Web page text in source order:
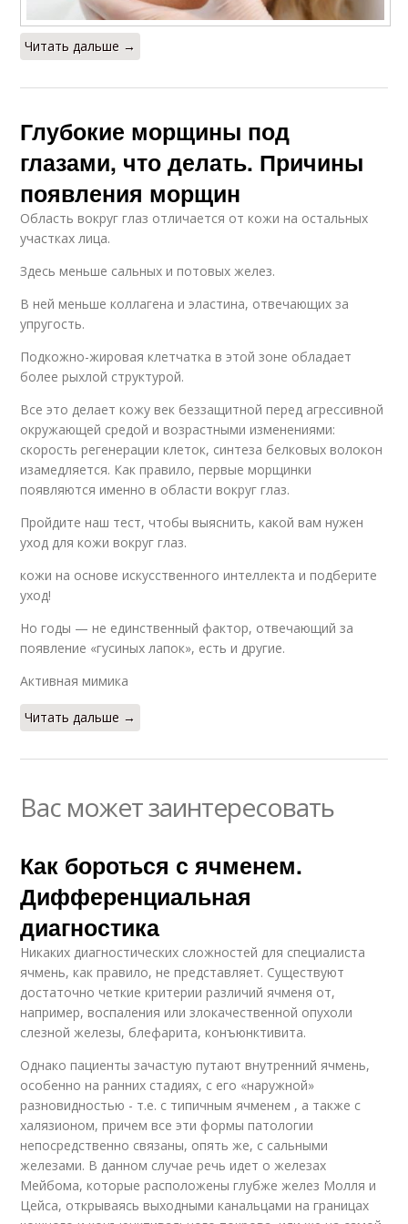
Читать дальше →
Глубокие морщины под
глазами, что делать. Причины
появления морщин
Область вокруг глаз отличается от кожи на остальных
участках лица.
Здесь меньше сальных и потовых желез.
В ней меньше коллагена и эластина, отвечающих за
упругость.
Подкожно-жировая клетчатка в этой зоне обладает
более рыхлой структурой.
Все это делает кожу век беззащитной перед агрессивной
окружающей средой и возрастными изменениями:
скорость регенерации клеток, синтеза белковых волокон
изамедляется. Как правило, первые морщинки
появляются именно в области вокруг глаз.
Пройдите наш тест, чтобы выяснить, какой вам нужен
уход для кожи вокруг глаз.
кожи на основе искусственного интеллекта и подберите
уход!
Но годы — не единственный фактор, отвечающий за
появление «гусиных лапок», есть и другие.
Активная мимика
Читать дальше →
Вас может заинтересовать
Как бороться с ячменем.
Дифференциальная
диагностика
Никаких диагностических сложностей для специалиста
ячмень, как правило, не представляет. Существуют
достаточно четкие критерии различий ячменя от,
например, воспаления или злокачественной опухоли
слезной железы, блефарита, конъюнктивита.
Однако пациенты зачастую путают внутренний ячмень,
особенно на ранних стадиях, с его «наружной»
разновидностью - т.е. с типичным ячменем , а также с
халязионом, причем все эти формы патологии
непосредственно связаны, опять же, с сальными
железами. В данном случае речь идет о железах
Мейбома, которые расположены глубже желез Молля и
Цейса, открываясь выходными канальцами на границах